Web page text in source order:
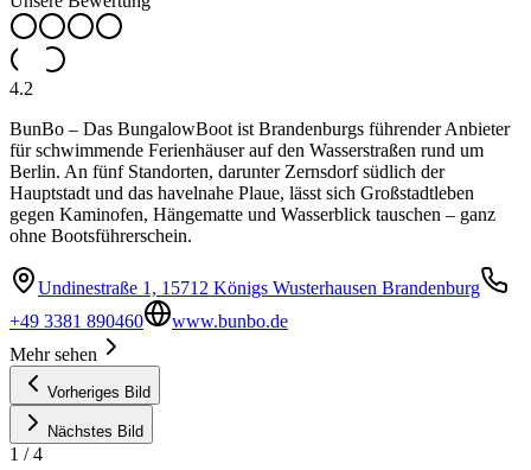
4.2
BunBo – Das BungalowBoot ist Brandenburgs führender Anbieter
für schwimmende Ferienhäuser auf den Wasserstraßen rund um
Berlin. An fünf Standorten, darunter Zernsdorf südlich der
Hauptstadt und das havelnahe Plaue, lässt sich Großstadtleben
gegen Kaminofen, Hängematte und Wasserblick tauschen – ganz
ohne Bootsführerschein.
Undinestraße 1, 15712 Königs Wusterhausen Brandenburg
+49 3381 890460
www.bunbo.de
Mehr sehen
Vorheriges Bild
Nächstes Bild
1 /4